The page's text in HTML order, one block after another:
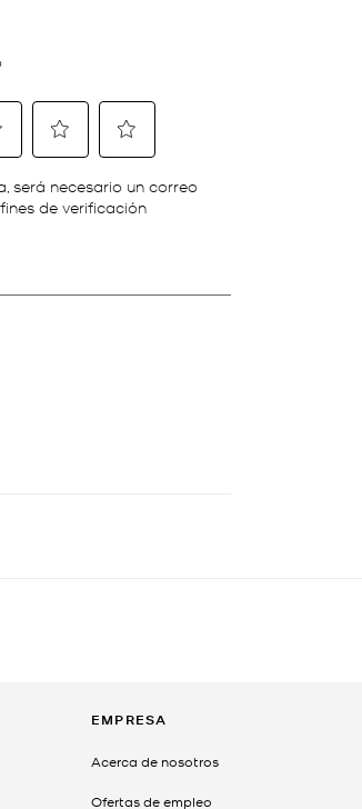
EMPRESA
Acerca de nosotros
Ofertas de empleo